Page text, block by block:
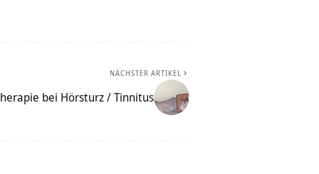
NÄCHSTER ARTIKEL
bei Hörsturz / Tinnitus